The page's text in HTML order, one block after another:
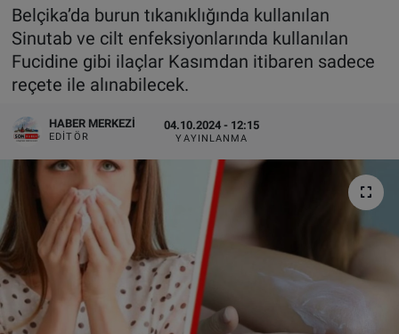
Belçika’da burun tıkanıklığında kullanılan
Sinutab ve cilt enfeksiyonlarında kullanılan
Fucidine gibi ilaçlar Kasımdan itibaren sadece
reçete ile alınabilecek.
HABER MERKEZI
EDITÖR
04.10.2024 - 12:15
YAYINLANMA
AVUSTURYA
SAĞLIK - YAŞAM
BİLİM-TEKNOLOJİ
DÜNYA
BİLİM-TEKNOLOJİ
SAĞLIK
FOTO GALERİ
VIDEO GALERİ
ALGEMENE VOORWAARDEN
CONTACT
Tüm Manşetler
Son Dakika Haberleri
Haber Arşivi